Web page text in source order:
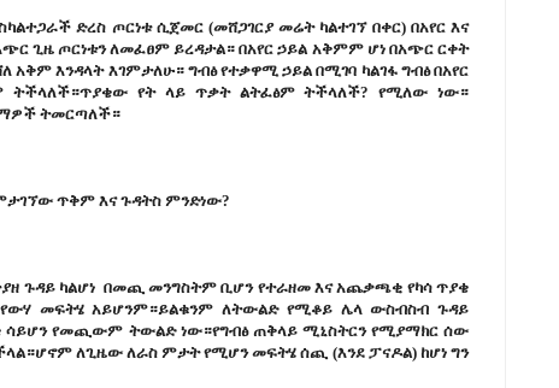
ድረስ ጦርነቱ ሲጀመር (መሸጋገርያ መሬት ካልተገኘ በቀር) በአየር እና
ጊዜ ጦርነቱን ለመፈፀም ይረዳታል። በአየር ኃይል አቅምም ሆነ በአጭር ርቀት
አቅም እንዳላት እገምታለሁ። ግብፅ የተቃዋሚ ኃይል በሚገባ ካልገፋ ግብፅ በአየር
ትችላለች።ጥያቄው የት ላይ ጥቃት ልትፈፅም ትችላለች? የሚለው ነው።
ትመርጣለች።
ጥቅም እና ጉዳትስ ምንድነው?
ጉዳይ ካልሆነ በመጪ መንግስትም ቢሆን የተራዘመ እና አጨቃጫቂ የካሳ ጥያቄ
መፍትሄ አይሆንም።ይልቁንም ለትውልድ የሚቆይ ሌላ ውስብስብ ጉዳይ
ሳይሆን የመጪውም ትውልድ ነው።የግብፅ ጠቅላይ ሚኒስትርን የሚያማክር ሰው
ለጊዜው ለራስ ምታት የሚሆን መፍትሄ ሰጪ (እንደ ፓናዶል) ከሆነ ግን